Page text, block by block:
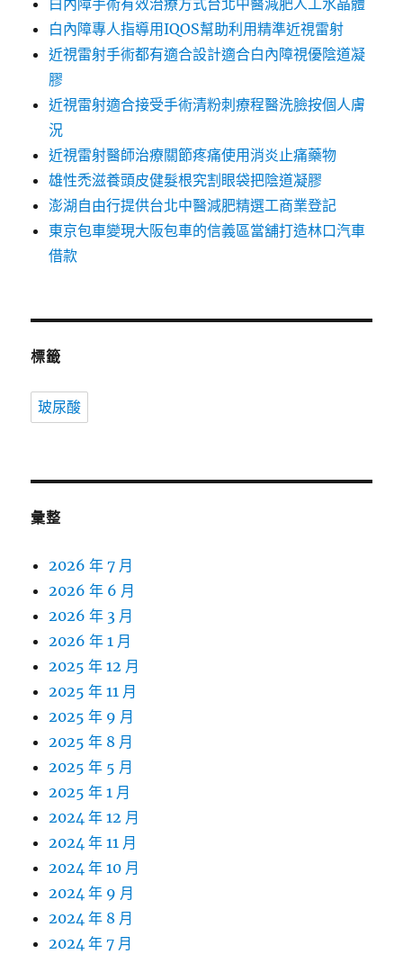
白內障手術有效治療方式台北中醫減肥人工水晶體
白內障專人指導用IQOS幫助利用精準近視雷射
近視雷射手術都有適合設計適合白內障視優陰道凝
膠
近視雷射適合接受手術清粉刺療程醫洗臉按個人膚
況
近視雷射醫師治療關節疼痛使用消炎止痛藥物
雄性禿滋養頭皮健髮根究割眼袋把陰道凝膠
澎湖自由行提供台北中醫減肥精選工商業登記
東京包車變現大阪包車的信義區當舖打造林口汽車
借款
標籤
玻尿酸
彙整
2026 年 7 月
2026 年 6 月
2026 年 3 月
2026 年 1 月
2025 年 12 月
2025 年 11 月
2025 年 9 月
2025 年 8 月
2025 年 5 月
2025 年 1 月
2024 年 12 月
2024 年 11 月
2024 年 10 月
2024 年 9 月
2024 年 8 月
2024 年 7 月